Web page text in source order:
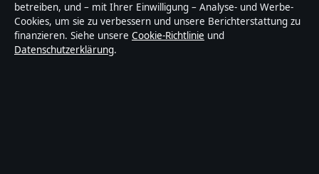
Sachstruktur ist ein unabhängiger digitaler
Nachrichtenanbieter mit Fokus auf Politik, Wirtschaft,
Technik und Gesellschaft in Deutschland. Jeder Artikel
betreiben, und – mit Ihrer Einwilligung – Analyse- und Werbe-
Cookies, um sie zu verbessern und unsere Berichterstattung zu
finanzieren. Siehe unsere Cookie-Richtlinie und
Datenschutzerklärung.